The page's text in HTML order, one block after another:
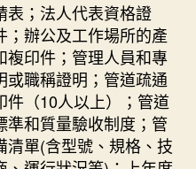
表；法人代表資格證
；辦公及工作場所的產
複印件；管理人員和專
或職稱證明；管道疏通
（10人以上）；管道
準和質量驗收制度；管
單(含型號、規格、技